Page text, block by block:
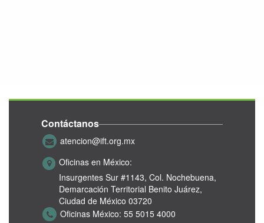
Contáctanos
atencion@ift.org.mx
Oficinas en México:
Insurgentes Sur #1143, Col. Nochebuena,
Demarcación Territorial Benito Juárez,
Ciudad de México 03720
Oficinas México: 55 5015 4000